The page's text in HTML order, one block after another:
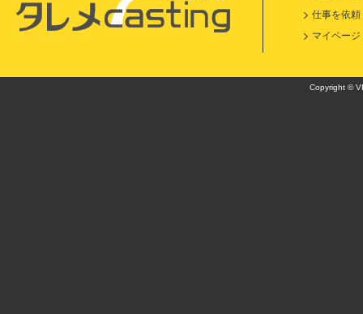
仕事を依頼
マイページ
Copyright ©